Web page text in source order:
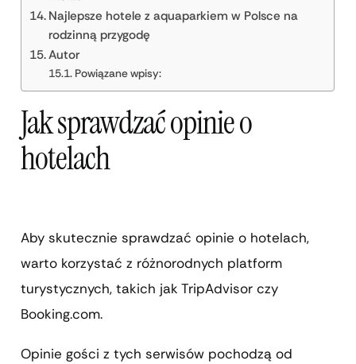
Najlepsze hotele z aquaparkiem w Polsce na
rodzinną przygodę
Autor
Powiązane wpisy:
Jak sprawdzać opinie o
hotelach
Aby skutecznie sprawdzać opinie o hotelach,
warto korzystać z różnorodnych platform
turystycznych, takich jak TripAdvisor czy
Booking.com.
Opinie gości z tych serwisów pochodzą od